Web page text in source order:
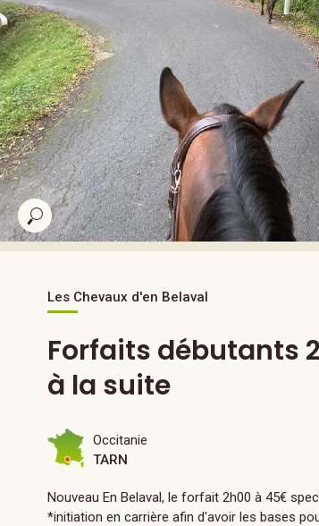
Les Chevaux d'en Belaval
Forfaits débutants
à la suite
Occitanie
TARN
Nouveau En Belaval, le forfait 2h00 à 45€
*initiation en carrière afin d'avoir les bases